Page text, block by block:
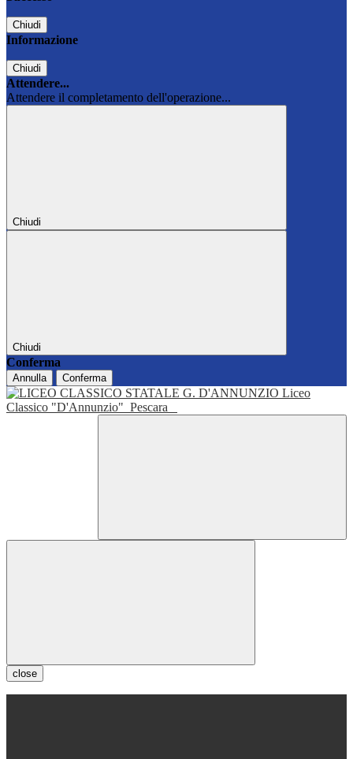
Chiudi
Informazione
Chiudi
Attendere...
Attendere il completamento dell'operazione...
Chiudi
Chiudi
Conferma
Annulla Conferma
Liceo
Classico "D'Annunzio" Pescara
close